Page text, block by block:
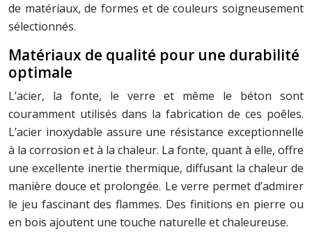
de matériaux, de formes et de couleurs soigneusement
sélectionnés.
Matériaux de qualité pour une durabilité
optimale
L’acier, la fonte, le verre et même le béton sont
couramment utilisés dans la fabrication de ces poêles.
L’acier inoxydable assure une résistance exceptionnelle
à la corrosion et à la chaleur. La fonte, quant à elle, offre
une excellente inertie thermique, diffusant la chaleur de
manière douce et prolongée. Le verre permet d’admirer
le jeu fascinant des flammes. Des finitions en pierre ou
en bois ajoutent une touche naturelle et chaleureuse.